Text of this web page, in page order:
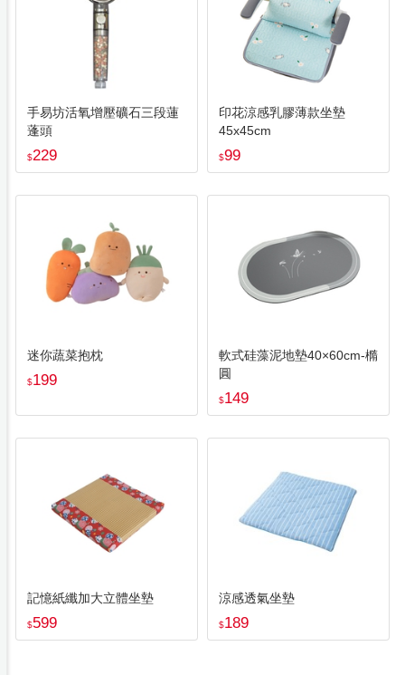
手易坊活氧增壓礦石三段蓮
蓬頭
$229
印花涼感乳膠薄款坐墊
45x45cm
$99
迷你蔬菜抱枕
$199
軟式硅藻泥地墊40×60cm-橢
圓
$149
記憶紙纖加大立體坐墊
$599
涼感透氣坐墊
$189